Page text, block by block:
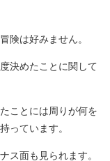
険は好みません。
決めたことに関して
ことには周りが何を
っています。
ス面も見られます。